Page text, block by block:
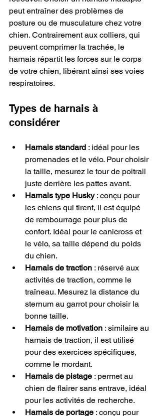
peut entraîner des problèmes de
posture ou de musculature chez votre
chien. Contrairement aux colliers, qui
peuvent comprimer la trachée, le
harnais répartit les forces sur le corps
de votre chien, libérant ainsi ses voies
respiratoires.
Types de harnais à
considérer
Harnais standard : idéal pour les
promenades et le vélo. Pour choisir
la taille, mesurez le tour de poitrail
juste derrière les pattes avant.
Harnais type Husky : conçu pour
les chiens qui tirent, il est équipé
de rembourrage pour plus de
confort. Idéal pour le canicross et
le vélo, sa taille dépend du poids
du chien.
Harnais de traction : réservé aux
activités de traction, comme le
traîneau. Mesurez la distance du
sternum au garrot pour choisir la
bonne taille.
Harnais de motivation : similaire au
harnais de traction, il est utilisé
pour des exercices spécifiques,
comme le mordant.
Harnais de pistage : permet au
chien de flairer sans entrave, idéal
pour les activités de recherche.
Harnais de portage : conçu pour